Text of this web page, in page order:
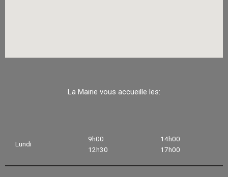
La Mairie vous accueille les:
Lundi
9h00
12h30
14h00
17h00